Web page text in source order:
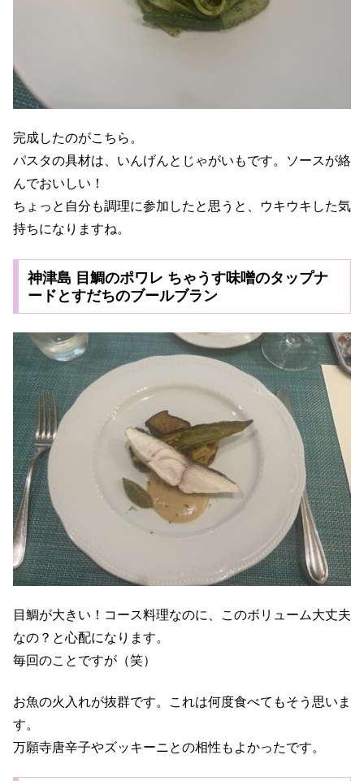
完成したのがこちら。
パスタの具材は、いんげんとじゃがいもです。ソースが絡
んでおいしい！
ちょっと自分も調理に参加したと思うと、ウキウキした気
持ちになりますね。
神津島 目鯛のポワレ ちゃうす味噌のタップナ
ードとすだちのブールブラン
目鯛が大きい！コース料理なのに、このボリューム大丈夫
なの？と心配になります。
毎回のことですが（笑）
お魚の火入れが抜群です。これは何度食べてもそう思いま
す。
万願寺唐辛子やズッキーニとの相性もよかったです。